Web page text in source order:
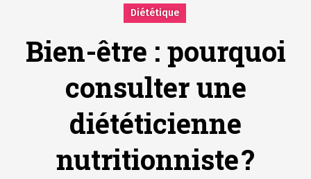
Diététique
Bien-être : pourquoi
consulter une
diététicienne
nutritionniste ?